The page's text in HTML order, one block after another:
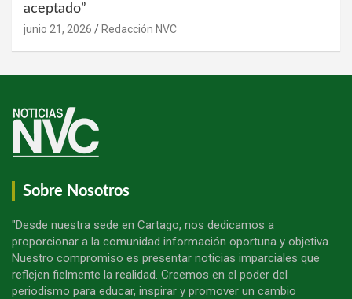
aceptado”
junio 21, 2026 Redacción NVC
Sobre Nosotros
"Desde nuestra sede en Cartago, nos dedicamos a
proporcionar a la comunidad información oportuna y objetiva.
Nuestro compromiso es presentar noticias imparciales que
reflejen fielmente la realidad. Creemos en el poder del
periodismo para educar, inspirar y promover un cambio